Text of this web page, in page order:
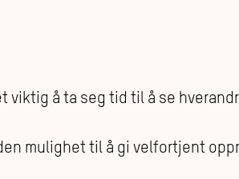
viktig å ta seg tid til å se
mulighet til å gi velfortjent